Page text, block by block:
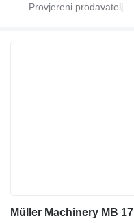
Müller Machinery MB 17